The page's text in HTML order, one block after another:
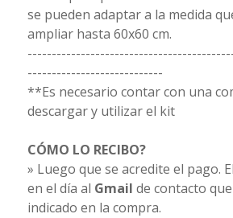
se pueden adaptar a la medida
ampliar hasta 60x60 cm.
----------------------------
**Es necesario contar con una
descargar y utilizar el kit
CÓMO LO RECIBO?
» Luego que se acredite el pago.
en el día al Gmail de contacto
indicado en la compra.